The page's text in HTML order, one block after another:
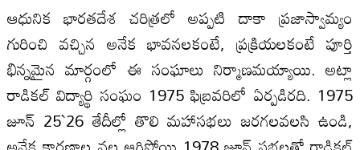
ఆధునిక భారతదేశ చరిత్రలో అప్పటి దాకా ప్రజాస్వామ్యం
గురించి వచ్చిన అనేక భావనలకంటే, ప్రక్రియలకంటే పూర్తి
భిన్నమైన మార్గంలో ఈ సంఘాలు నిర్మాణమయ్యాయి. అట్లా
రాడికల్‌ విద్యార్థి సంఘం 1975 ఫిబ్రవరిలో ఏర్పడిరది. 1975
జూన్‌ 25`26 తేదీల్లో తొలి మహాసభలు జరగలవలసి ఉండి,